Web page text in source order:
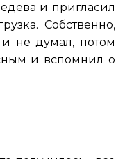
и пригласил
Собственно,
не думал, потом
и вспомнил о